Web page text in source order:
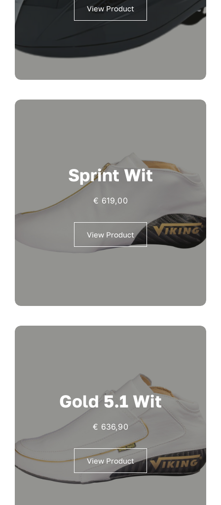
View Product
Sprint Wit
€ 619,00
View Product
Gold 5.1 Wit
€ 636,90
View Product